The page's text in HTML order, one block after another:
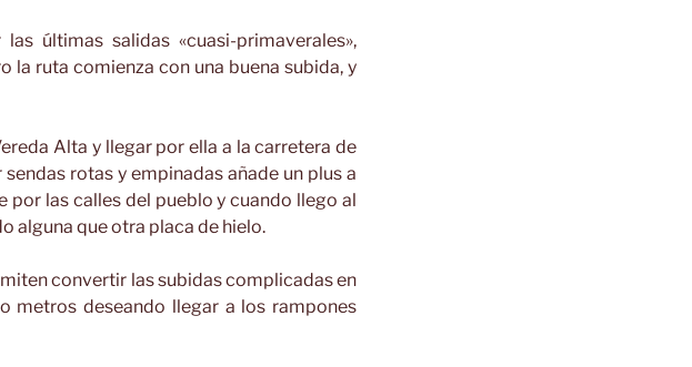
últimas salidas «cuasi-primaverales»,
la ruta comienza con una buena subida, y
Alta y llegar por ella a la carretera de
rotas y empinadas añade un plus a
por las calles del pueblo y cuando llego al
alguna que otra placa de hielo.
convertir las subidas complicadas en
metros deseando llegar a los rampones